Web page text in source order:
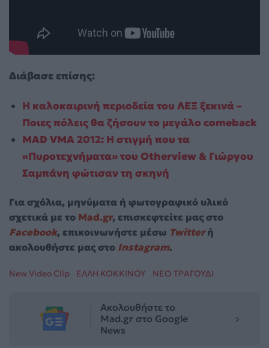
Διάβασε επίσης:
Η καλοκαιρινή περιοδεία του ΛΕΞ ξεκινά –
Ποιες πόλεις θα ζήσουν το μεγάλο comeback
MAD VMA 2012: Η στιγμή που τα
«Πυροτεχνήματα» του Otherview & Γιώργου
Σαμπάνη φώτισαν τη σκηνή
Για σχόλια, μηνύματα ή φωτογραφικό υλικό
σχετικά με το Mad.gr, επισκεφτείτε μας στο
Facebook, επικοινωνήστε μέσω Twitterή
ακολουθήστε μας στο Instagram.
New Video Clip ΕΛΛΗ ΚΟΚΚΙΝΟΥ ΝΕΟ ΤΡΑΓΟΥΔΙ
Ακολουθήστε το
Mad.gr στο Google
News